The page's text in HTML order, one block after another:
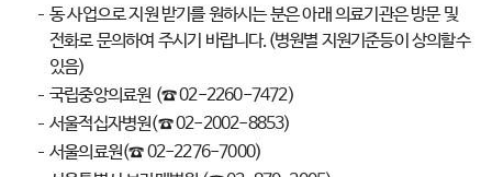
동 사업으로 지원 받기를 원하시는 분은 아래 의료기관은 방문 및
전화로 문의하여 주시기 바랍니다.(병원별 지원기준등이 상의할수
있음)
국립중앙의료원 (☎ 02-2260-7472)
서울적십자병원(☎ 02-2002-8853)
서울의료원(☎ 02-2276-7000)